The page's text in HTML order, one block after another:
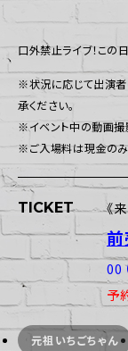
口外禁止ライブ！この
※状況に応じて出演者
承ください。
※イベント中の動画撮
※ご入場料は現金のみ
TICKET 《
00
予
元祖いちごちゃん